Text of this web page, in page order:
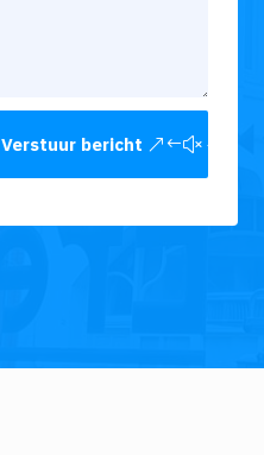
Verstuur bericht